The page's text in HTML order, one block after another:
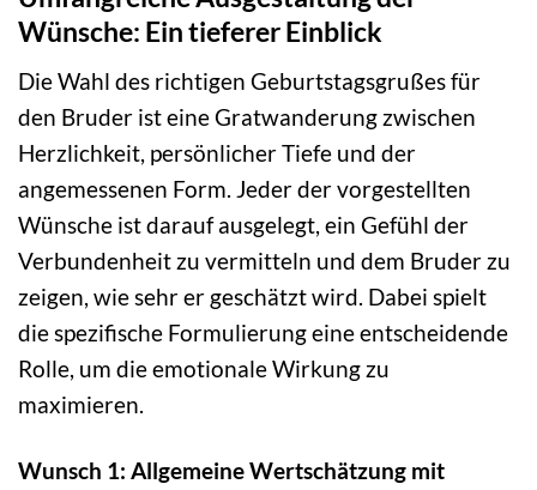
Wünsche: Ein tieferer Einblick
Die Wahl des richtigen Geburtstagsgrußes für
den Bruder ist eine Gratwanderung zwischen
Herzlichkeit, persönlicher Tiefe und der
angemessenen Form. Jeder der vorgestellten
Wünsche ist darauf ausgelegt, ein Gefühl der
Verbundenheit zu vermitteln und dem Bruder zu
zeigen, wie sehr er geschätzt wird. Dabei spielt
die spezifische Formulierung eine entscheidende
Rolle, um die emotionale Wirkung zu
maximieren.
Wunsch 1: Allgemeine Wertschätzung mit